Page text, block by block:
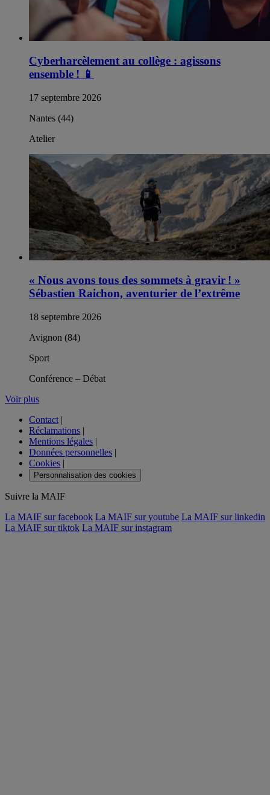
Cyberharcèlement au collège : agissons
ensemble ! 📱
17 septembre 2026
Nantes (44)
Atelier
« Nous avons tous des sommets à gravir ! »
Sébastien Raichon, aventurier de l’extrême
18 septembre 2026
Avignon (84)
Sport
Conférence – Débat
Voir plus
Contact |
Réclamations |
Mentions légales |
Données personnelles |
Cookies |
Personnalisation des cookies
Suivre la MAIF
La MAIF sur facebook La MAIF sur youtube La MAIF sur linkedin
La MAIF sur tiktok La MAIF sur instagram